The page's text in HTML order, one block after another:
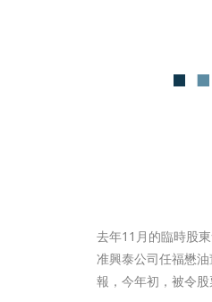
去年11月的臨時股
准興泰公司任福懋
報，今年初，被令股